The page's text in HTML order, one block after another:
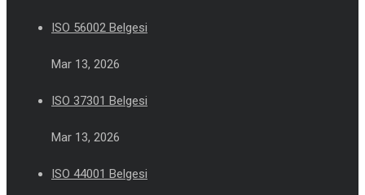
ISO 56002 Belgesi
Mar 13, 2026
ISO 37301 Belgesi
Mar 13, 2026
ISO 44001 Belgesi